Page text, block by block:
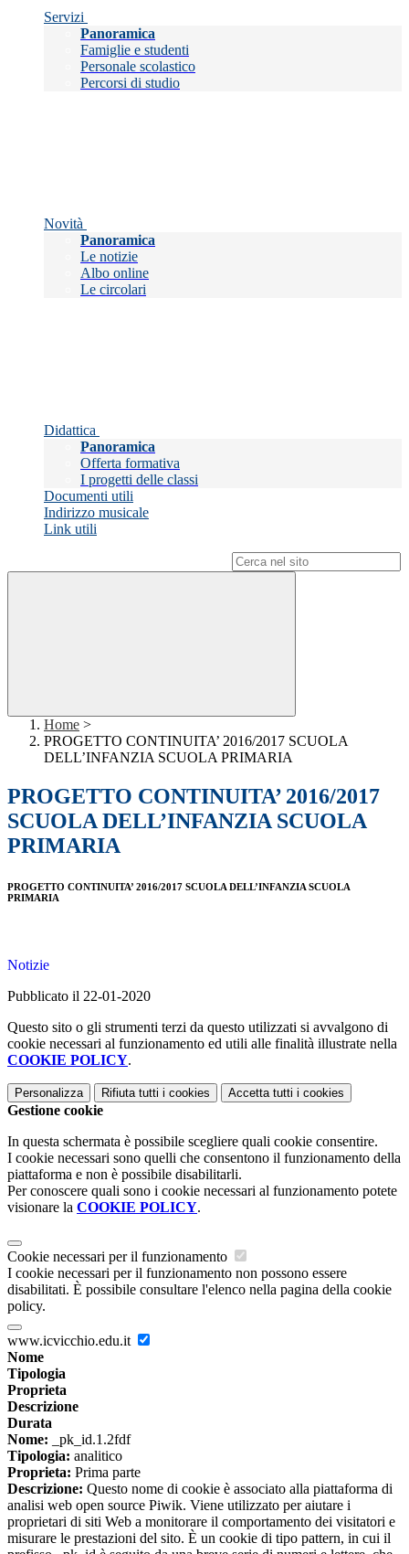
Servizi
Panoramica
Famiglie e studenti
Personale scolastico
Percorsi di studio
Novità
Panoramica
Le notizie
Albo online
Le circolari
Didattica
Panoramica
Offerta formativa
I progetti delle classi
Documenti utili
Indirizzo musicale
Link utili
Home >
PROGETTO CONTINUITA’ 2016/2017 SCUOLA
DELL’INFANZIA SCUOLA PRIMARIA
PROGETTO CONTINUITA’ 2016/2017
SCUOLA DELL’INFANZIA SCUOLA
PRIMARIA
PROGETTO CONTINUITA’ 2016/2017 SCUOLA DELL’INFANZIA SCUOLA
PRIMARIA
Notizie
Pubblicato il 22-01-2020
Questo sito o gli strumenti terzi da questo utilizzati si avvalgono di
cookie necessari al funzionamento ed utili alle finalità illustrate nella
COOKIE POLICY.
Personalizza Rifiuta tutti i cookies Accetta tutti i cookies
Gestione cookie
In questa schermata è possibile scegliere quali cookie consentire.
I cookie necessari sono quelli che consentono il funzionamento della
piattaforma e non è possibile disabilitarli.
Per conoscere quali sono i cookie necessari al funzionamento potete
visionare la COOKIE POLICY.
Cookie necessari per il funzionamento
I cookie necessari per il funzionamento non possono essere
disabilitati. È possibile consultare l'elenco nella pagina della cookie
policy.
www.icvicchio.edu.it
Nome
Tipologia
Proprieta
Descrizione
Durata
Nome: _pk_id.1.2fdf
Tipologia: analitico
Proprieta: Prima parte
Descrizione: Questo nome di cookie è associato alla piattaforma di
analisi web open source Piwik. Viene utilizzato per aiutare i
proprietari di siti Web a monitorare il comportamento dei visitatori e
misurare le prestazioni del sito. È un cookie di tipo pattern, in cui il